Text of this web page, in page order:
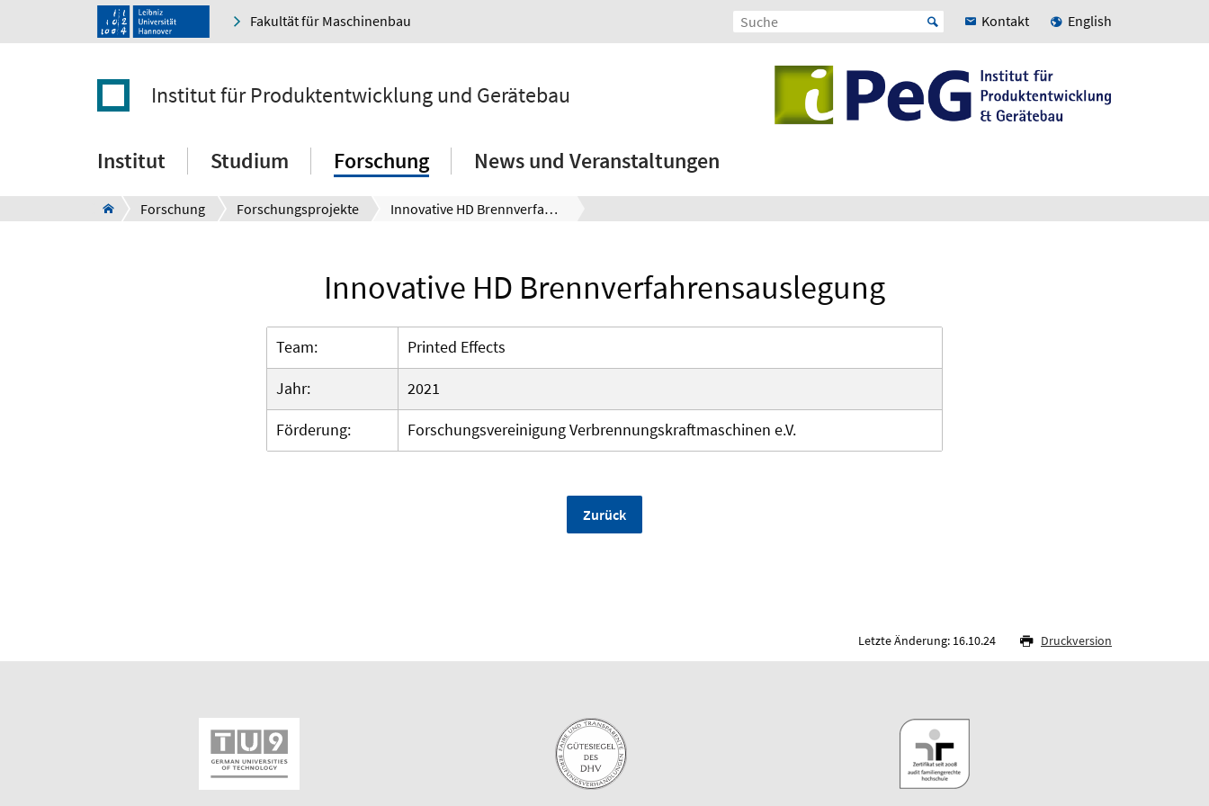
Fakultät für Maschinenbau Kontakt English
Institut für Produktentwicklung und Gerätebau
Institut Studium Forschung News und Veranstaltungen
Forschung Forschungsprojekte Innovative HD Brennverfahrensauslegung
Innovative HD Brennverfahrensauslegung
Team:
Printed Effects
Jahr:
2021
Förderung:
Forschungsvereinigung Verbrennungskraftmaschinen e.V.
Zurück
Letzte Änderung: 16.10.24 Druckversion